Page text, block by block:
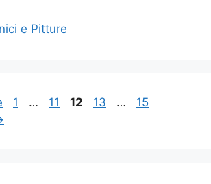
e Pitture
Pagina
1 … Pagina
11 Pagina
12 Pagina
13 … Pagina
15